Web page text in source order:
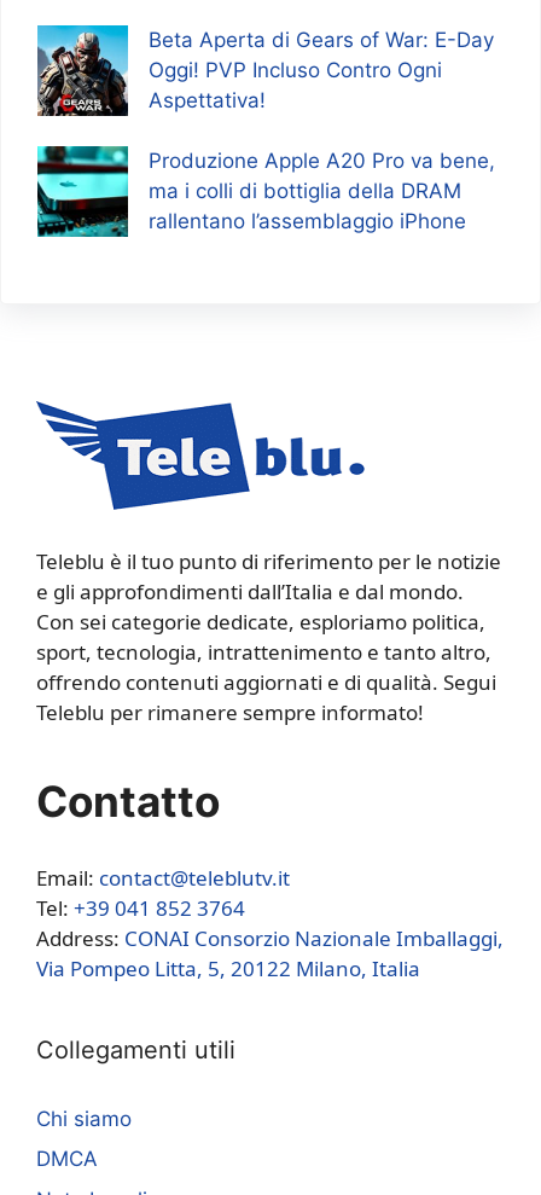
Beta Aperta di Gears of War: E-Day
Oggi! PVP Incluso Contro Ogni
Aspettativa!
Produzione Apple A20 Pro va bene,
ma i colli di bottiglia della DRAM
rallentano l’assemblaggio iPhone
Teleblu è il tuo punto di riferimento per le notizie
e gli approfondimenti dall’Italia e dal mondo.
Con sei categorie dedicate, esploriamo politica,
sport, tecnologia, intrattenimento e tanto altro,
offrendo contenuti aggiornati e di qualità. Segui
Teleblu per rimanere sempre informato!
Contatto
Email: contact@teleblutv.it
Tel: +39 041 852 3764
Address: CONAI Consorzio Nazionale Imballaggi,
Via Pompeo Litta, 5, 20122 Milano, Italia
Collegamenti utili
Chi siamo
DMCA